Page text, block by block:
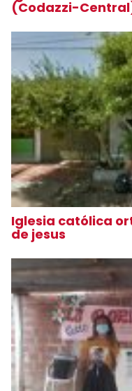
(Codazzi-
Iglesia católica
de jesus